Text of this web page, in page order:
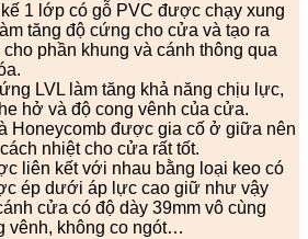
1 lớp có gỗ PVC được chạy xung
tăng độ cứng cho cửa và tạo ra
phần khung và cánh thông qua
LVL làm tăng khả năng chịu lực,
hở và độ cong vênh của cửa.
Honeycomb được gia cố ở giữa nên
nhiệt cho cửa rất tốt.
liên kết với nhau bằng loại keo có
ép dưới áp lực cao giữ như vậy
cửa có độ dày 39mm vô cùng
vênh, không co ngót…